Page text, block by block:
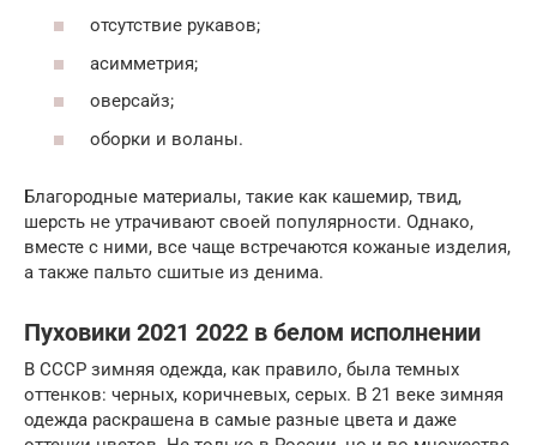
отсутствие рукавов;
асимметрия;
оверсайз;
оборки и воланы.
Благородные материалы, такие как кашемир, твид,
шерсть не утрачивают своей популярности. Однако,
вместе с ними, все чаще встречаются кожаные изделия,
а также пальто сшитые из денима.
Пуховики 2021 2022 в белом исполнении
В СССР зимняя одежда, как правило, была темных
оттенков: черных, коричневых, серых. В 21 веке зимняя
одежда раскрашена в самые разные цвета и даже